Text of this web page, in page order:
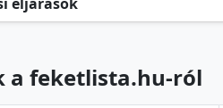
a feketlista.hu-ról